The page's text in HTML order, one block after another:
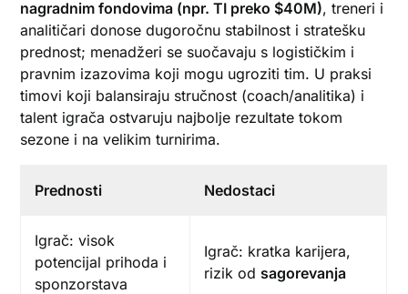
nagradnim fondovima (npr. TI preko $40M), treneri i
analitičari donose dugoročnu stabilnost i stratešku
prednost; menadžeri se suočavaju s logističkim i
pravnim izazovima koji mogu ugroziti tim. U praksi
timovi koji balansiraju stručnost (coach/analitika) i
talent igrača ostvaruju najbolje rezultate tokom
sezone i na velikim turnirima.
Prednosti Nedostaci
Igrač: visok
potencijal prihoda i
sponzorstava
Igrač: kratka karijera,
rizik od sagorevanja